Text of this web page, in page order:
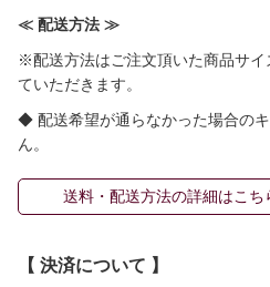
≪ 配送方法 ≫
※配送方法はご注文頂いた商品サ
ていただきます。
◆ 配送希望が通らなかった場合の
ん。
送料・配送方法の詳細はこち
【 決済について 】